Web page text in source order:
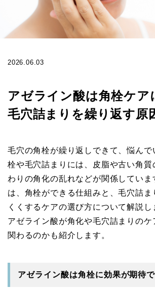
2026.06.03
アゼライン酸は角栓ケア
毛穴詰まりを繰り返す原
毛穴の角栓が繰り返しできて、悩んで
栓や毛穴詰まりには、皮脂や古い角質
わりの角化の乱れなどが関係してい
は、角栓ができる仕組みと、毛穴詰ま
くくするケアの選び方について解説し
アゼライン酸が角化や毛穴詰まりのケ
関わるのかも紹介します。
アゼライン酸は角栓に効果が期待